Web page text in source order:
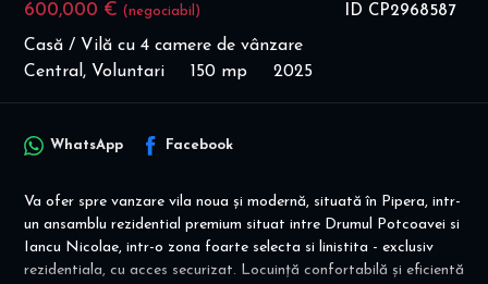
ID CP2968587
600,000 € (negociabil)
Casă / Vilă cu 4 camere de vânzare
Central, Voluntari
150 mp 2025
WhatsApp Facebook
Va ofer spre vanzare vila noua și modernă, situată în Pipera, intr-
un ansamblu rezidential premium situat intre Drumul Potcoavei si
Iancu Nicolae, intr-o zona foarte selecta si linistita - exclusiv
rezidentiala, cu acces securizat. Locuință confortabilă și eficientă